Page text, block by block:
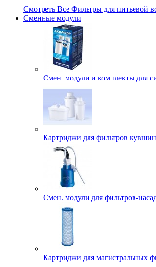
Смотреть Все Фильтры для питьевой
Сменные модули
Смен. модули и комплекты для
Картриджи для фильтров
Смен. модули для фильтров-
Картриджи для магистральных